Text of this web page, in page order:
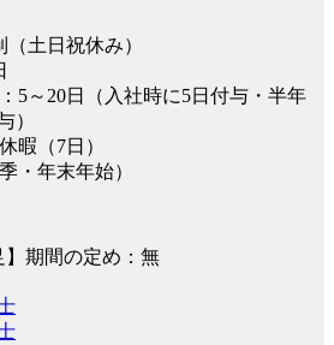
土日祝休み）
5～20日（入社時に5日付与・半年
）
暇（7日）
・年末年始）
】期間の定め：無